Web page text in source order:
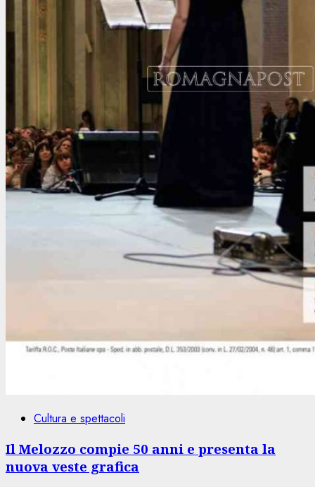
Cultura e spettacoli
Il Melozzo compie 50 anni e presenta la
nuova veste grafica